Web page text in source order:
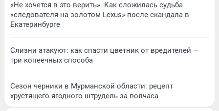
«Не хочется в это верить». Как сложилась судьба
«следователя на золотом Lexus» после скандала в
Екатеринбурге
Слизни атакуют: как спасти цветник от вредителей —
три копеечных способа
Сезон черники в Мурманской области: рецепт
хрустящего ягодного штрудель за полчаса